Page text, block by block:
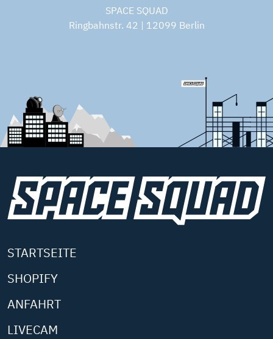
SPACE SQUAD
Ringbahnstr. 42 | 12099 Berlin
STARTSEITE
SHOPIFY
ANFAHRT
LIVECAM